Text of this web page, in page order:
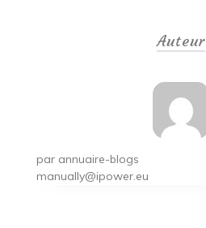
Auteur
par annuaire-blogs
manually@ipower.eu